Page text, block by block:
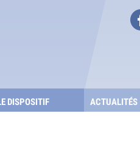
DISPOSITIF ACTUALITÉS